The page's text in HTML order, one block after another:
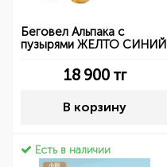
Беговел Альпака с
пузырями ЖЕЛТО СИНИЙ
18 900тг
В корзину
Есть в наличии